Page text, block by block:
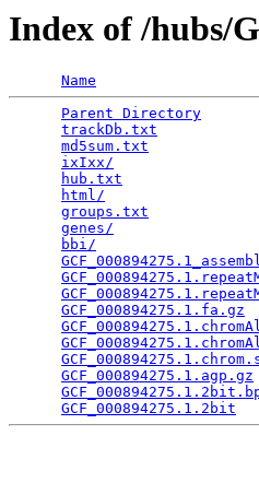
Index of /hubs/
Name
Parent Directory
trackDb.txt
md5sum.txt
ixIxx/
hub.txt
html/
groups.txt
genes/
bbi/
GCF_000894275.1.fa.gz
GCF_000894275.1.agp.gz
GCF_000894275.1.2bit